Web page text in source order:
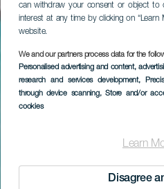
can withdraw your consent or object to
interest at any time by clicking on
website.
We and our partners process data for the
Personalised advertising and content,
research and services development,
through device scanning, Store and/or
cookies
Learn
Disagree